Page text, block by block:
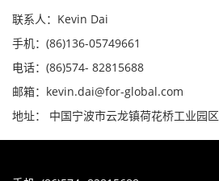
联系人：Kevin Dai
手机：(86)136-05749661
电话：(86)574- 82815688
邮箱：kevin.dai@for-global.com
地址： 中国宁波市云龙镇荷花桥工业园区